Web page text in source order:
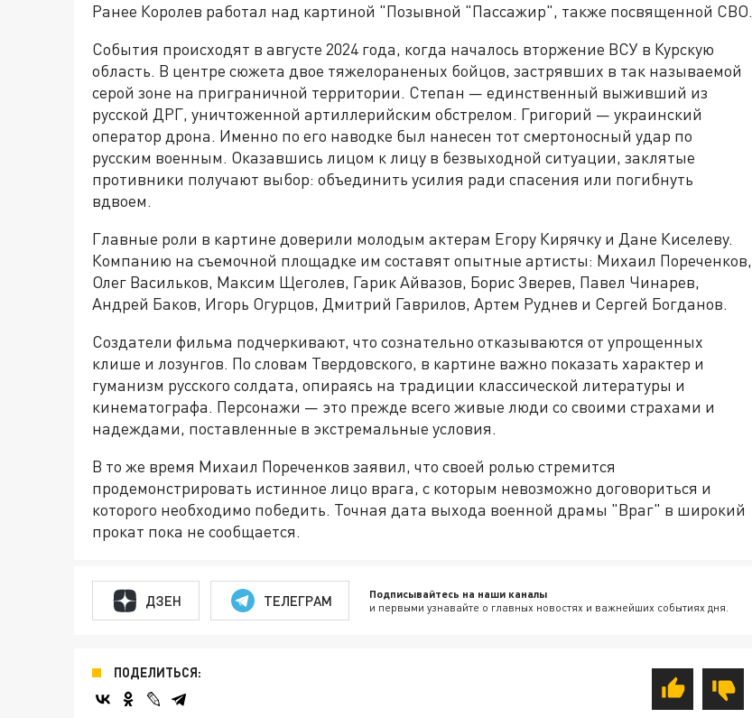
Ранее Королев работал над картиной "Позывной "Пассажир", также посвященной СВО.
События происходят в августе 2024 года, когда началось вторжение ВСУ в Курскую
область. В центре сюжета двое тяжелораненых бойцов, застрявших в так называемой
серой зоне на приграничной территории. Степан — единственный выживший из
русской ДРГ, уничтоженной артиллерийским обстрелом. Григорий — украинский
оператор дрона. Именно по его наводке был нанесен тот смертоносный удар по
русским военным. Оказавшись лицом к лицу в безвыходной ситуации, заклятые
противники получают выбор: объединить усилия ради спасения или погибнуть
вдвоем.
Главные роли в картине доверили молодым актерам Егору Кирячку и Дане Киселеву.
Компанию на съемочной площадке им составят опытные артисты: Михаил Пореченков,
Олег Васильков, Максим Щеголев, Гарик Айвазов, Борис Зверев, Павел Чинарев,
Андрей Баков, Игорь Огурцов, Дмитрий Гаврилов, Артем Руднев и Сергей Богданов.
Создатели фильма подчеркивают, что сознательно отказываются от упрощенных
клише и лозунгов. По словам Твердовского, в картине важно показать характер и
гуманизм русского солдата, опираясь на традиции классической литературы и
кинематографа. Персонажи — это прежде всего живые люди со своими страхами и
надеждами, поставленные в экстремальные условия.
В то же время Михаил Пореченков заявил, что своей ролью стремится
продемонстрировать истинное лицо врага, с которым невозможно договориться и
которого необходимо победить. Точная дата выхода военной драмы "Враг" в широкий
прокат пока не сообщается.
ДЗЕН ТЕЛЕГРАМ Подписывайтесь на наши каналы
и первыми узнавайте о главных новостях и важнейших событиях дня.
ПОДЕЛИТЬСЯ: